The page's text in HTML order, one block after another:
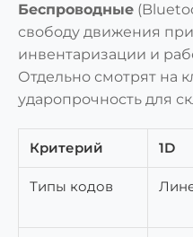
Беспроводные
свободу движения
инвентаризации и
Отдельно смотрят на
ударопрочность для
Критерий 1D
Типы кодов